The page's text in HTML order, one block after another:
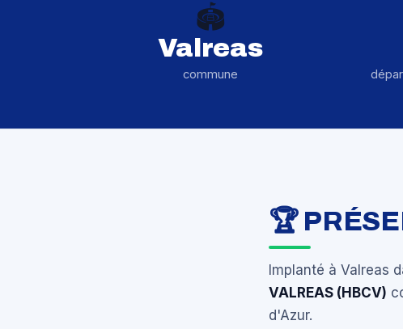
🏟️
Valreas
commune
🏆
Implanté à Valreas
VALREAS (HBCV)
d'Azur.